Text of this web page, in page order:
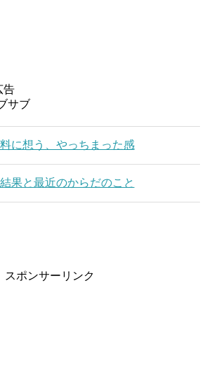
告
サブ
に想う、やっちまった感
果と最近のからだのこと
スポンサーリンク